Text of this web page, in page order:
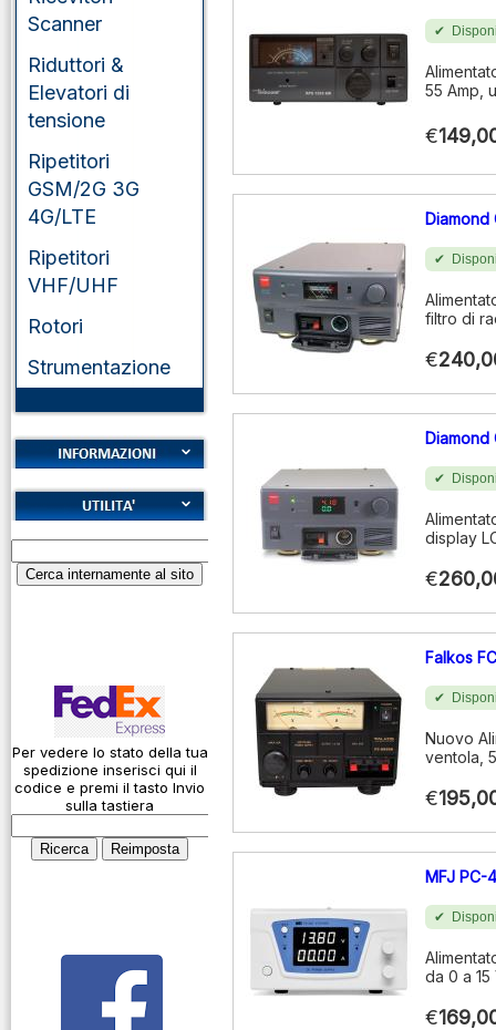
Scanner
Riduttori &
Elevatori di
tensione
Ripetitori
GSM/2G 3G
4G/LTE
Ripetitori
VHF/UHF
Rotori
Strumentazione
Cookies
Diritto di recesso
Garanzie
Alfabeto Fonetico
ICAO
Codice Q
Come si usa un
cavo
Connessioni
microfoniche
Cosa è l' ADS-B
antenne e cavi
Servizio
Radioelettrico
Per vedere lo stato della tua
spedizione inserisci qui il
codice e premi il tasto Invio
sulla tastiera
55 Amp,
€
Diamond
filtro di
€
Diamond
display
€
Falkos
Nuovo
ventola,
€
MFJ PC-
da 0 a
€